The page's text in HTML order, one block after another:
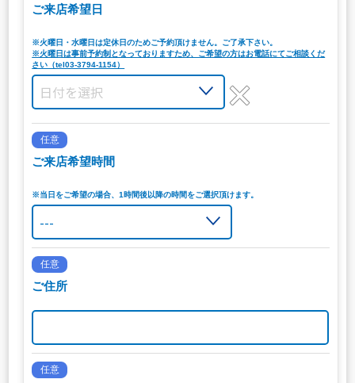
ご来店希望日
※火曜日・水曜日は定休日のためご予約頂けません。ご了承下さい。
※火曜日は事前予約制となっておりますため、ご希望の方はお電話にてご相談くだ
さい（tel03-3794-1154）
任意
ご来店希望時間
※当日をご希望の場合、1時間後以降の時間をご選択頂けます。
任意
ご住所
任意